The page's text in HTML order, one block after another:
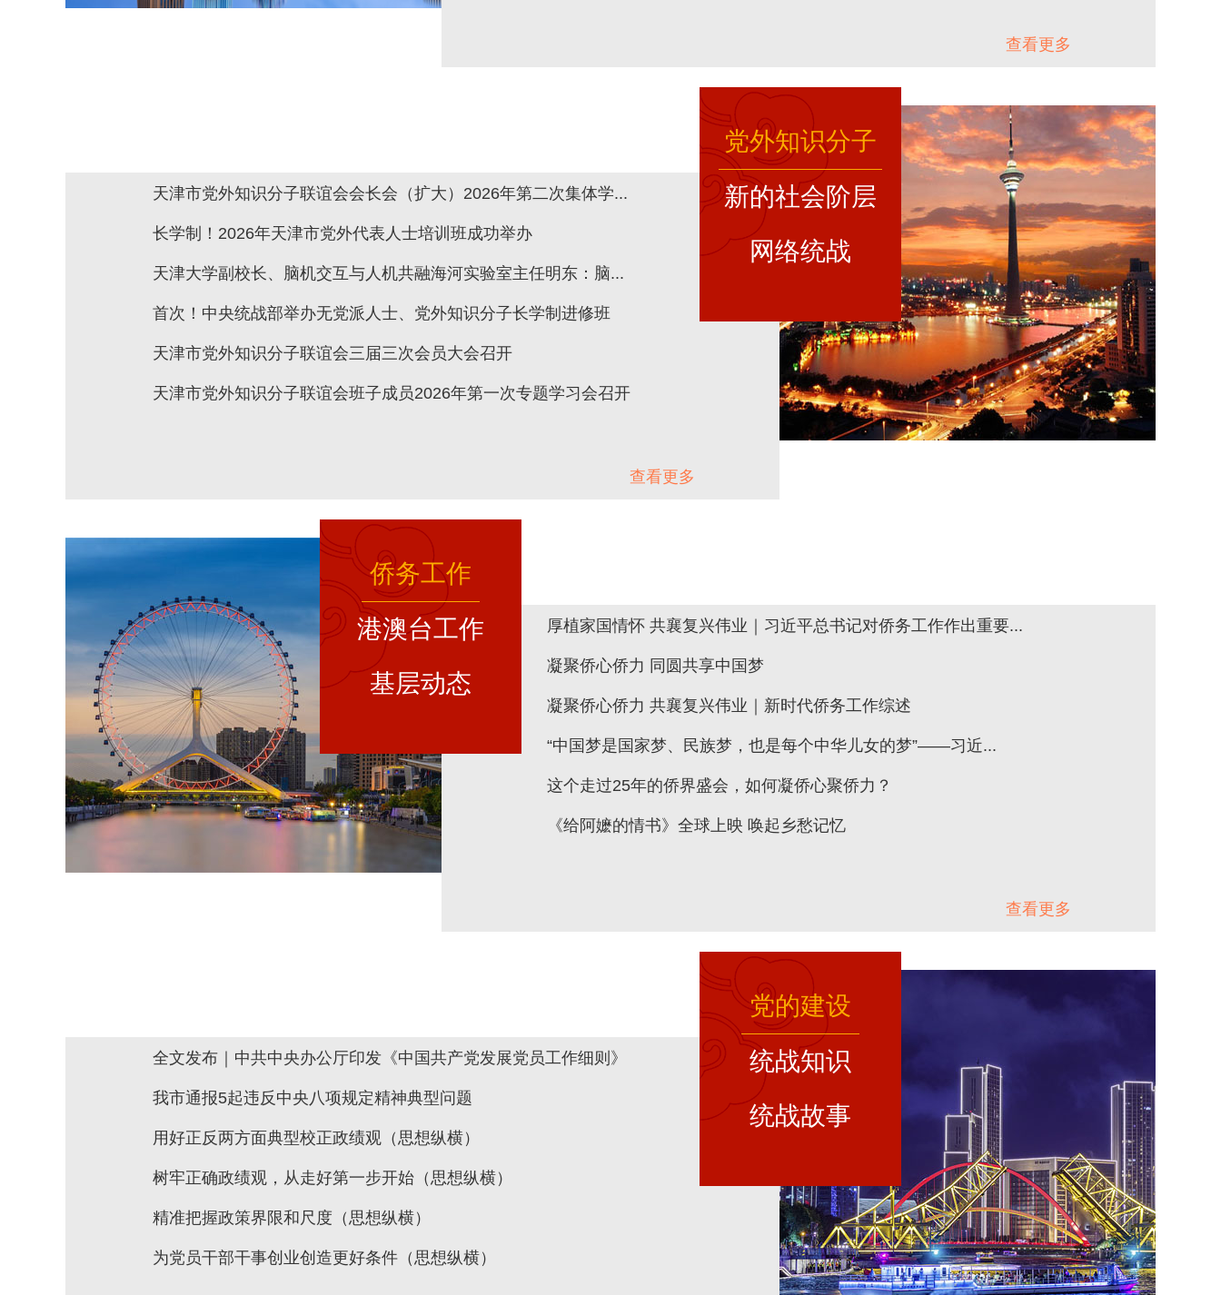
查看更多
党外知识分子
新的社会阶层
网络统战
天津市党外知识分子联谊会会长会（扩大）2026年第二次集体学...
长学制！2026年天津市党外代表人士培训班成功举办
天津大学副校长、脑机交互与人机共融海河实验室主任明东：脑...
首次！中央统战部举办无党派人士、党外知识分子长学制进修班
天津市党外知识分子联谊会三届三次会员大会召开
天津市党外知识分子联谊会班子成员2026年第一次专题学习会召开
查看更多
侨务工作
港澳台工作
基层动态
厚植家国情怀 共襄复兴伟业｜习近平总书记对侨务工作作出重要...
凝聚侨心侨力 同圆共享中国梦
凝聚侨心侨力 共襄复兴伟业｜新时代侨务工作综述
“中国梦是国家梦、民族梦，也是每个中华儿女的梦”——习近...
这个走过25年的侨界盛会，如何凝侨心聚侨力？
《给阿嬷的情书》全球上映 唤起乡愁记忆
查看更多
党的建设
统战知识
统战故事
全文发布｜中共中央办公厅印发《中国共产党发展党员工作细则》
我市通报5起违反中央八项规定精神典型问题
用好正反两方面典型校正政绩观（思想纵横）
树牢正确政绩观，从走好第一步开始（思想纵横）
精准把握政策界限和尺度（思想纵横）
为党员干部干事创业创造更好条件（思想纵横）